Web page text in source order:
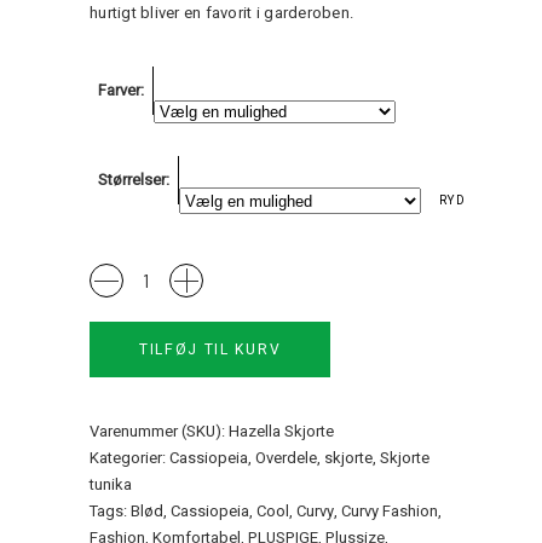
hurtigt bliver en favorit i garderoben.
Farver
Størrelser
RYD
HaZella
Shirt
Cassiopeia
quantityTILFØJ TIL KURV
Varenummer (SKU):Hazella Skjorte
Kategorier:Cassiopeia, Overdele, skjorte, Skjorte
tunika
Tags:Blød, Cassiopeia, Cool, Curvy, Curvy Fashion,
Fashion, Komfortabel, PLUSPIGE, Plussize,